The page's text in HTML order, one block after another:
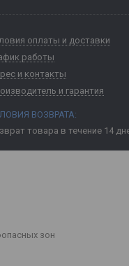
оплаты и доставки
работы
и контакты
и гарантия
товара в течение 14
зон